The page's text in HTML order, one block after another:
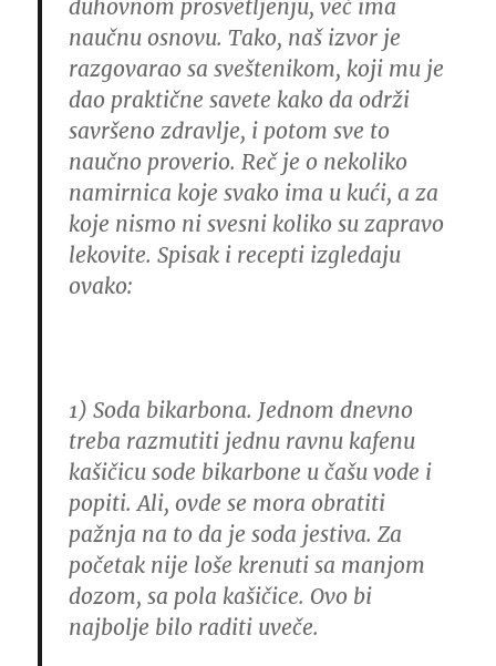
duhovnom prosvetljenju, već ima
naučnu osnovu. Tako, naš izvor je
razgovarao sa sveštenikom, koji mu je
dao praktične savete kako da održi
savršeno zdravlje, i potom sve to
naučno proverio. Reč je o nekoliko
namirnica koje svako ima u kući, a za
koje nismo ni svesni koliko su zapravo
lekovite. Spisak i recepti izgledaju
ovako:
1) Soda bikarbona. Jednom dnevno
treba razmutiti jednu ravnu kafenu
kašičicu sode bikarbone u čašu vode i
popiti. Ali, ovde se mora obratiti
pažnja na to da je soda jestiva. Za
početak nije loše krenuti sa manjom
dozom, sa pola kašičice. Ovo bi
najbolje bilo raditi uveče.